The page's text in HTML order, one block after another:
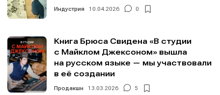
Индустрия 10.04.2026 0
Книга Брюса Свидена «В студии
с Майклом Джексоном» вышла
на русском языке — мы участвовали
в её создании
Продакшн 13.03.2026 5